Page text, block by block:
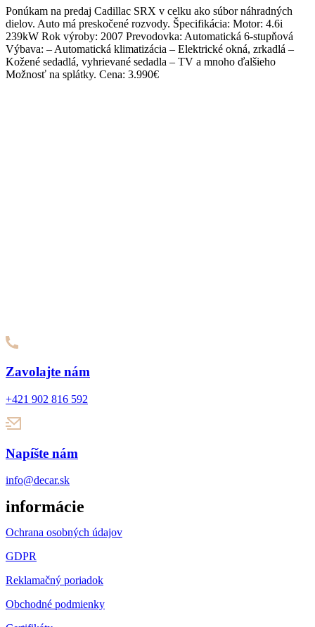
Ponúkam na predaj Cadillac SRX v celku ako súbor náhradných
dielov. Auto má preskočené rozvody. Špecifikácia: Motor: 4.6i
239kW Rok výroby: 2007 Prevodovka: Automatická 6-stupňová
Výbava: – Automatická klimatizácia – Elektrické okná, zrkadlá –
Kožené sedadlá, vyhrievané sedadla – TV a mnoho ďalšieho
Možnosť na splátky. Cena: 3.990€
Zavolajte nám
+421 902 816 592
Napíšte nám
info@decar.sk
informácie
Ochrana osobných údajov
GDPR
Reklamačný poriadok
Obchodné podmienky